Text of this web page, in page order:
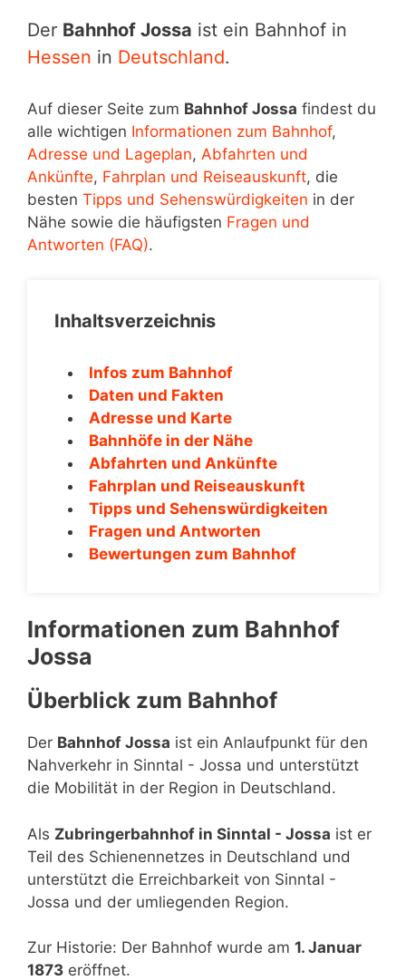
Der Bahnhof Jossa ist ein Bahnhof in
Hessen in Deutschland.
Auf dieser Seite zum Bahnhof Jossa findest du
alle wichtigen Informationen zum Bahnhof,
Adresse und Lageplan, Abfahrten und
Ankünfte, Fahrplan und Reiseauskunft, die
besten Tipps und Sehenswürdigkeiten in der
Nähe sowie die häufigsten Fragen und
Antworten (FAQ).
Inhaltsverzeichnis
Infos zum Bahnhof
Daten und Fakten
Adresse und Karte
Bahnhöfe in der Nähe
Abfahrten und Ankünfte
Fahrplan und Reiseauskunft
Tipps und Sehenswürdigkeiten
Fragen und Antworten
Bewertungen zum Bahnhof
Informationen zum Bahnhof
Jossa
Überblick zum Bahnhof
Der Bahnhof Jossa ist ein Anlaufpunkt für den
Nahverkehr in Sinntal - Jossa und unterstützt
die Mobilität in der Region in Deutschland.
Als Zubringerbahnhof in Sinntal - Jossa ist er
Teil des Schienennetzes in Deutschland und
unterstützt die Erreichbarkeit von Sinntal -
Jossa und der umliegenden Region.
Zur Historie: Der Bahnhof wurde am 1. Januar
1873 eröffnet.